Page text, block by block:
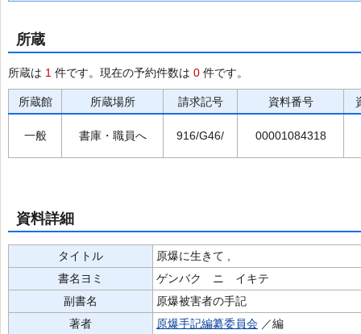
所蔵
所蔵は 1 件です。現在の予約件数は 0 件です。
所蔵館 所蔵場所 請求記号 資料番号
一般 書庫・職員へ 916/G46/ 00001084318
資料詳細
タイトル
原爆に生きて ,
書名ヨミ
ゲンバク ニ イキテ
副書名
原爆被害者の手記
著者
原爆手記編纂委員会 ／編